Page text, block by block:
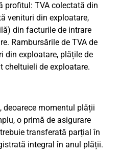
profitul: TVA colectată din
venituri din exploatare,
din facturile de intrare
Rambursările de TVA de
din exploatare, plățile de
cheltuieli de exploatare.
deoarece momentul plății
o primă de asigurare
transferată parțial în
integral în anul plății.